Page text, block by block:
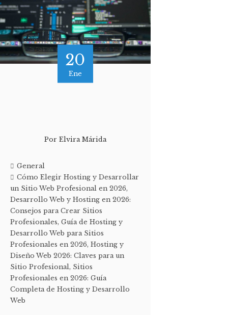
20
Ene
Por Elvira Márida
General
Cómo Elegir Hosting y Desarrollar
un Sitio Web Profesional en 2026,
Desarrollo Web y Hosting en 2026:
Consejos para Crear Sitios
Profesionales, Guía de Hosting y
Desarrollo Web para Sitios
Profesionales en 2026, Hosting y
Diseño Web 2026: Claves para un
Sitio Profesional , Sitios
Profesionales en 2026: Guía
Completa de Hosting y Desarrollo
Web